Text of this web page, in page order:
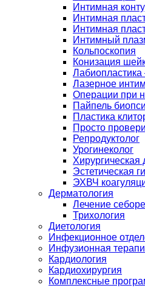
Интимная
Интимная
Интимная
Интимный
Кольпоскопия
Конизация
Лазерное
Операции при
Пайпель
Пластика
Просто
Репродуктолог
Урогинеколог
Эстетическая
ЭХВЧ
Дерматология
Лечение
Трихология
Диетология
Инфекционное
Инфузионная
Кардиология
Кардиохирургия
Комплексные